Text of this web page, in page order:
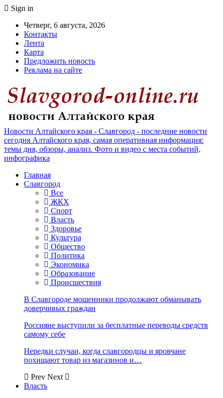
Sign in
Четверг, 6 августа, 2026
Контакты
Лента
Карта
Предложить новость
Реклама на сайте
Новости Алтайского края - Славгород - последние новости
сегодня Алтайского края, самая оперативная информация:
темы дня, обзоры, анализ. Фото и видео с места событий,
инфографика
Главная
Славгород
Все
ЖКХ
Спорт
Власть
Здоровье
Культура
Общество
Политика
Экономика
Образование
Происшествия
В Славгороде мошенники продолжают обманывать
доверчивых граждан
Россияне выступили за бесплатные переводы средств
самому себе
Нередки случаи, когда славгородцы и яровчане
похищают товар из магазинов и…
Prev Next
Власть